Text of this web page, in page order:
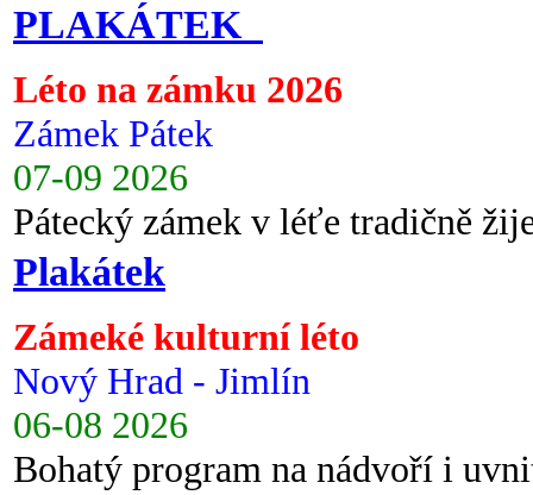
PLAKÁTEK
Léto na zámku 2026
Zámek Pátek
07-09 2026
Pátecký zámek v léťe tradičně
Plakátek
Zámeké kulturní léto
Nový Hrad - Jimlín
06-08 2026
Bohatý program na nádvoří i